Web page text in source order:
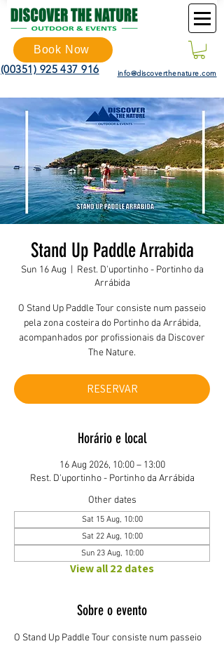
Book Now
(00351) 925 437 916 info@discoverthenature.com
Stand Up Paddle Arrabida
Sun 16 Aug
Rest. D'uportinho - Portinho da
Arrábida
O Stand Up Paddle Tour consiste num passeio
pela zona costeira do Portinho da Arrábida,
acompanhados por profissionais da Discover
The Nature.
RESERVAR
Horário e local
16 Aug 2026, 10:00 – 13:00
Rest. D'uportinho - Portinho da Arrábida
Other dates
Sat 15 Aug, 10:00
Sat 22 Aug, 10:00
Sun 23 Aug, 10:00
View all 22 dates
Sobre o evento
O Stand Up Paddle Tour consiste num passeio